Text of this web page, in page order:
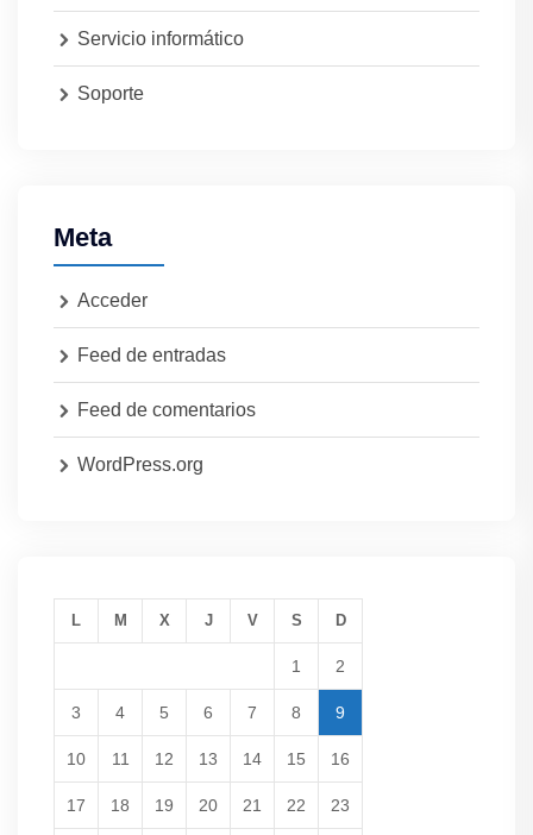
Servicio informático
Soporte
Meta
Acceder
Feed de entradas
Feed de comentarios
WordPress.org
L M X J V S D
1 2
3 4 5 6 7 8 9
10 11 12 13 14 15 16
17 18 19 20 21 22 23